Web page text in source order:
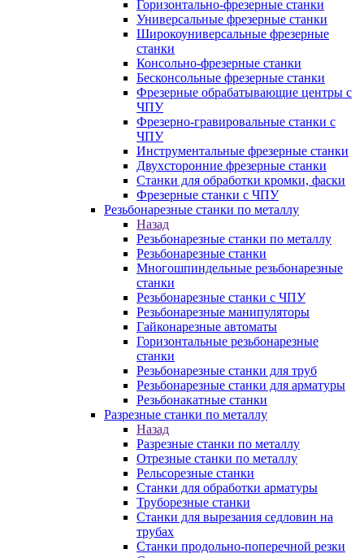
Горизонтально-фрезерные станки
Универсальные фрезерные станки
Широкоуниверсальные фрезерные
станки
Консольно-фрезерные станки
Бесконсольные фрезерные станки
Фрезерные обрабатывающие центры с
ЧПУ
Фрезерно-гравировальные станки с
ЧПУ
Инструментальные фрезерные станки
Двухсторонние фрезерные станки
Станки для обработки кромки, фаски
Фрезерные станки с ЧПУ
Резьбонарезные станки по металлу
Назад
Резьбонарезные станки по металлу
Резьбонарезные станки
Многошпиндельные резьбонарезные
станки
Резьбонарезные станки с ЧПУ
Резьбонарезные манипуляторы
Гайконарезные автоматы
Горизонтальные резьбонарезные
станки
Резьбонарезные станки для труб
Резьбонарезные станки для арматуры
Резьбонакатные станки
Разрезные станки по металлу
Назад
Разрезные станки по металлу
Отрезные станки по металлу
Рельсорезные станки
Станки для обработки арматуры
Труборезные станки
Станки для вырезания седловин на
трубаx
Станки продольно-поперечной резки